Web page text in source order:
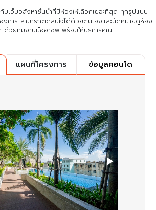
เว็บอสังหาชั้นนำที่มีห้องให้เลือกเยอะที่สุด ทุกรูปแบบ
งการ สามารถตัดสินใจได้ด้วยตนเองและนัดหมายดูห้อง
ด้วยทีมงานมืออาชีพ พร้อมให้บริการคุณ
แผนที่โครงการ ข้อมูลคอนโด